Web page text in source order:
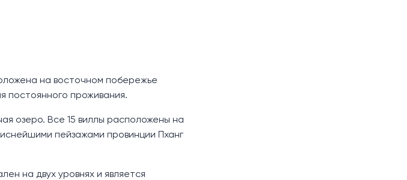
на восточном побережье
постоянного проживания.
озеро. Все 15 виллы расположены на
пейзажами провинции Пханг
на двух уровнях и является